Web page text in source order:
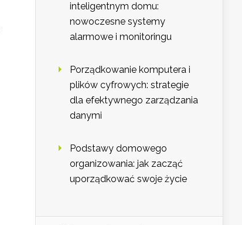
inteligentnym domu:
nowoczesne systemy
alarmowe i monitoringu
Porządkowanie komputera i
plików cyfrowych: strategie
dla efektywnego zarządzania
danymi
Podstawy domowego
organizowania: jak zacząć
uporządkować swoje życie